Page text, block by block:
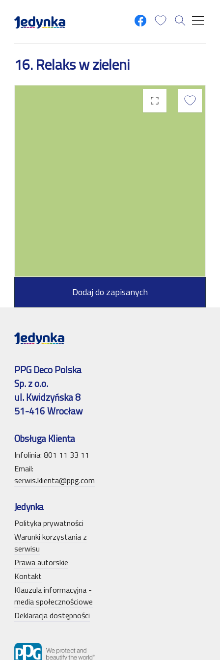
16. Relaks w zieleni
Dodaj do zapisanych
PPG Deco Polska
Sp. z o.o.
ul. Kwidzyńska 8
51-416 Wrocław
Obsługa Klienta
Infolinia: 801 11 33 11
Email:
serwis.klienta@ppg.com
Jedynka
Polityka prywatności
Warunki korzystania z
serwisu
Prawa autorskie
Kontakt
Klauzula informacyjna -
media społecznościowe
Deklaracja dostępności